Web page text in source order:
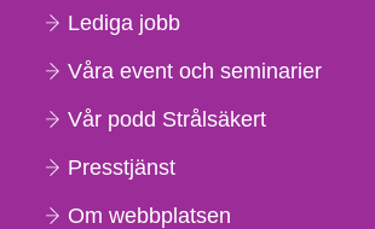
Lediga jobb
Våra event och seminarier
Vår podd Strålsäkert
Presstjänst
Om webbplatsen